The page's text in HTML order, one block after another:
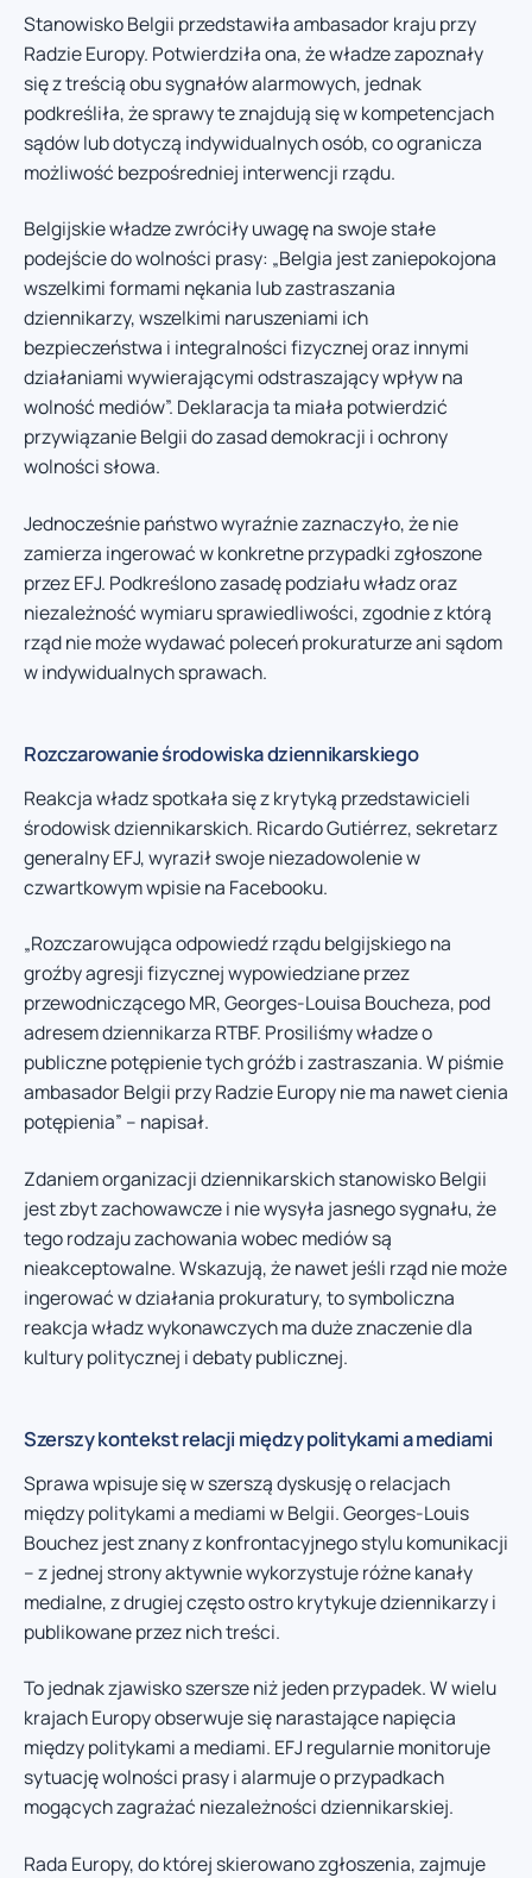
Stanowisko Belgii przedstawiła ambasador kraju przy
Radzie Europy. Potwierdziła ona, że władze zapoznały
się z treścią obu sygnałów alarmowych, jednak
podkreśliła, że sprawy te znajdują się w kompetencjach
sądów lub dotyczą indywidualnych osób, co ogranicza
możliwość bezpośredniej interwencji rządu.
Belgijskie władze zwróciły uwagę na swoje stałe
podejście do wolności prasy: „Belgia jest zaniepokojona
wszelkimi formami nękania lub zastraszania
dziennikarzy, wszelkimi naruszeniami ich
bezpieczeństwa i integralności fizycznej oraz innymi
działaniami wywierającymi odstraszający wpływ na
wolność mediów”. Deklaracja ta miała potwierdzić
przywiązanie Belgii do zasad demokracji i ochrony
wolności słowa.
Jednocześnie państwo wyraźnie zaznaczyło, że nie
zamierza ingerować w konkretne przypadki zgłoszone
przez EFJ. Podkreślono zasadę podziału władz oraz
niezależność wymiaru sprawiedliwości, zgodnie z którą
rząd nie może wydawać poleceń prokuraturze ani sądom
w indywidualnych sprawach.
Rozczarowanie środowiska dziennikarskiego
Reakcja władz spotkała się z krytyką przedstawicieli
środowisk dziennikarskich. Ricardo Gutiérrez, sekretarz
generalny EFJ, wyraził swoje niezadowolenie w
czwartkowym wpisie na Facebooku.
„Rozczarowująca odpowiedź rządu belgijskiego na
groźby agresji fizycznej wypowiedziane przez
przewodniczącego MR, Georges-Louisa Boucheza, pod
adresem dziennikarza RTBF. Prosiliśmy władze o
publiczne potępienie tych gróźb i zastraszania. W piśmie
ambasador Belgii przy Radzie Europy nie ma nawet cienia
potępienia” – napisał.
Zdaniem organizacji dziennikarskich stanowisko Belgii
jest zbyt zachowawcze i nie wysyła jasnego sygnału, że
tego rodzaju zachowania wobec mediów są
nieakceptowalne. Wskazują, że nawet jeśli rząd nie może
ingerować w działania prokuratury, to symboliczna
reakcja władz wykonawczych ma duże znaczenie dla
kultury politycznej i debaty publicznej.
Szerszy kontekst relacji między politykami a mediami
Sprawa wpisuje się w szerszą dyskusję o relacjach
między politykami a mediami w Belgii. Georges-Louis
Bouchez jest znany z konfrontacyjnego stylu komunikacji
– z jednej strony aktywnie wykorzystuje różne kanały
medialne, z drugiej często ostro krytykuje dziennikarzy i
publikowane przez nich treści.
To jednak zjawisko szersze niż jeden przypadek. W wielu
krajach Europy obserwuje się narastające napięcia
między politykami a mediami. EFJ regularnie monitoruje
sytuację wolności prasy i alarmuje o przypadkach
mogących zagrażać niezależności dziennikarskiej.
Rada Europy, do której skierowano zgłoszenia, zajmuje